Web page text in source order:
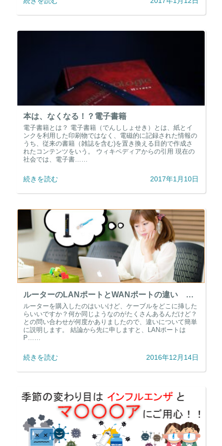
本は、なくなる！？電子書籍
電子書籍とは？ 電子書籍（でんししょせき）とは、紙とイ
ンクを利用した印刷物ではなく、電磁的に記録された情報の
うち、従来の書籍（雑誌を含む)を置き換える目的で作成さ
れたコンテンツをいう。 ウィキペディアからの引用 現在の
社会では、電子書……
続きを読む 2017年1月10日
ルーターのLANポートとWANポートの違い どこにケーブル挿せばいいの？
ルーターを購入したのはいいけど、ケーブルをどこに挿した
らいいですか？何か同じようなのがたくさんあるんだけど？
との問い合わせが何度かありましたので、違いについて簡単
に説明します。 結論から先に申しますと、LANポートは
P……
続きを読む 2016年12月14日